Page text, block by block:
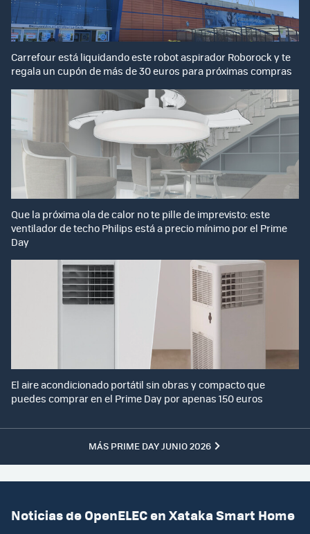
Carrefour está liquidando este robot aspirador Roborock y te
regala un cupón de más de 30 euros para próximas compras
Que la próxima ola de calor no te pille de imprevisto: este
ventilador de techo Philips está a precio mínimo por el Prime
Day
El aire acondicionado portátil sin obras y compacto que
puedes comprar en el Prime Day por apenas 150 euros
MÁS PRIME DAY JUNIO 2026
Noticias de OpenELEC en Xataka Smart Home